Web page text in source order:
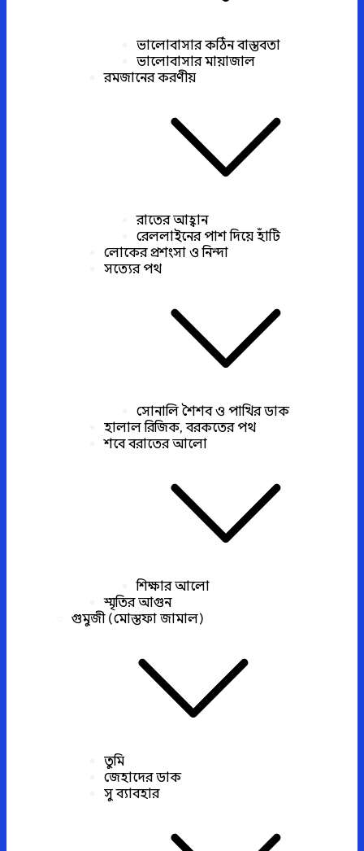
ভালোবাসার কঠিন বাস্তবতা
ভালোবাসার মায়াজাল
রমজানের করণীয়
রাতের আহ্বান
রেললাইনের পাশ দিয়ে হাঁটি
লোকের প্রশংসা ও নিন্দা
সত্যের পথ
সোনালি শৈশব ও পাখির ডাক
হালাল রিজিক, বরকতের পথ
শবে বরাতের আলো
শিক্ষার আলো
স্মৃতির আগুন
গুমুজী (মোস্তফা জামাল)
তুমি
জেহাদের ডাক
সু ব্যাবহার